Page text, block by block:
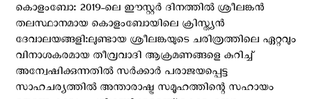
കൊളംബോ: 2019-ലെ ഈസ്റ്റര്‍ ദിനത്തില്‍ ശ്രീലങ്കന്‍
തലസ്ഥാനമായ കൊളംബോയിലെ ക്രിസ്ത്യന്‍
ദേവാലയങ്ങളി:ലുണ്ടായ ശ്രീലങ്കയുടെ ചരിത്രത്തിലെ ഏറ്റവും
വിനാശകരമായ തീവ്രവാദി ആക്രമണങ്ങളെ കുറിച്ച്
അന്വേഷിക്കുന്നതില്‍ സര്‍ക്കാര്‍ പരാജയപ്പെട്ട
സാഹചര്യത്തില്‍ അന്താരാഷ്ട്ര സമൂഹത്തിന്റെ സഹായം